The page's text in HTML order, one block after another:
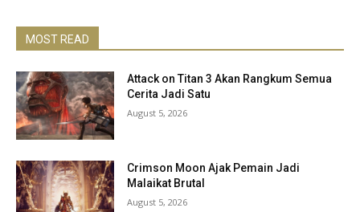
MOST READ
Attack on Titan 3 Akan Rangkum Semua
Cerita Jadi Satu
August 5, 2026
Crimson Moon Ajak Pemain Jadi
Malaikat Brutal
August 5, 2026